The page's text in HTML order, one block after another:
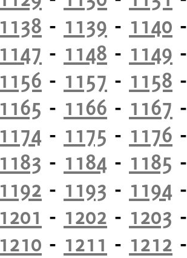
1138 - 1139 - 1140
1147 - 1148 - 1149
1156 - 1157 - 1158
1165 - 1166 - 1167
1174 - 1175 - 1176
1183 - 1184 - 1185
1192 - 1193 - 1194
1201 - 1202 - 1203
1210 - 1211 - 1212